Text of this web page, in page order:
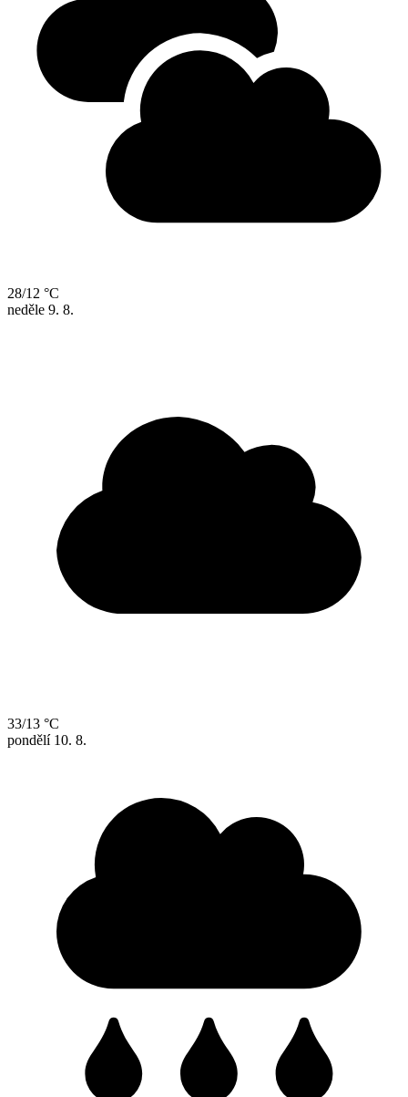
28/12 °C
neděle 9. 8.
33/13 °C
pondělí 10. 8.